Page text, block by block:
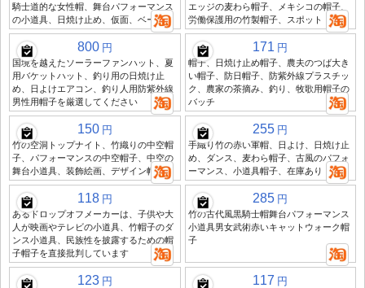
騎士道的な女性帽、舞台パフォーマンス
の小道具、日焼け止め、仮面、ベール
エッジの麦わら帽子、メキシコの帽子、
労働保護用の竹製帽子、スポット
800 円
国境を越えたソーラーファンハット、夏
用バケットハット、釣り用の日焼け止
め、日よけエアコン、釣り人用防紫外線
男性用帽子を厳選してください
171 円
帽子、日焼け止め帽子、農夫のつば大き
い帽子、防日帽子、防紫外線プラスチッ
ク、農家の茶摘み、釣り、牧歌用帽子の
バッチ
150 円
竹の空洞トップナイト、竹織りの中空帽
子、パフォーマンスの中空帽子、中空の
舞台小道具、装飾絵画、デザイン帽
255 円
手織り竹の赤い軍帽、日よけ、日焼け止
め、ダンス、麦わら帽子、古風のパフォ
ーマンス、小道具帽子、在庫あり
118 円
あるドロップオフメーカーは、子供や大
人が映画やテレビの小道具、竹帽子のダ
ンス小道具、民族性を披露するための帽
子帽子を直接批判しています
285 円
竹の古代風黒騎士帽舞台パフォーマンス
小道具男女武術赤いキャットウォーク帽
子
123 円 117 円